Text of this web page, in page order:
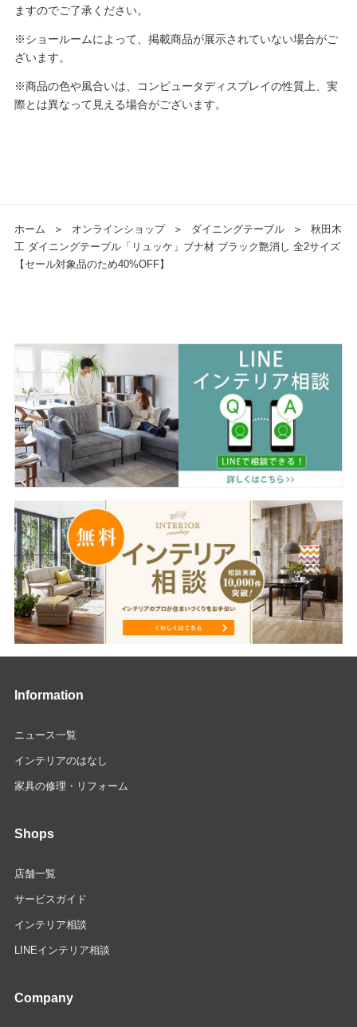
ますのでご了承ください。
※ショールームによって、掲載商品が展示されていない場合がご
ざいます。
※商品の色や風合いは、コンピュータディスプレイの性質上、実
際とは異なって見える場合がございます。
ホーム ＞ オンラインショップ ＞ ダイニングテーブル ＞
秋田木
工 ダイニングテーブル「リュッケ」ブナ材 ブラック艶消し 全2サイズ
【セール対象品のため40%OFF】
Information
ニュース一覧
インテリアのはなし
家具の修理・リフォーム
Shops
店舗一覧
サービスガイド
インテリア相談
LINEインテリア相談
Company